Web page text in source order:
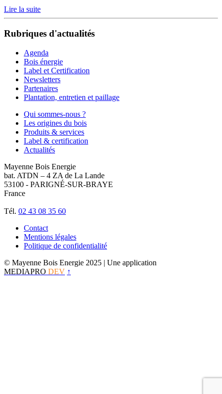
Lire la suite
Rubriques d'actualités
Agenda
Bois énergie
Label et Certification
Newsletters
Partenaires
Plantation, entretien et paillage
Qui sommes-nous ?
Les origines du bois
Produits & services
Label & certification
Actualités
Mayenne Bois Energie
bat. ATDN – 4 ZA de La Lande
53100 - PARIGNÉ-SUR-BRAYE
France
Tél. 02 43 08 35 60
Contact
Mentions légales
Politique de confidentialité
© Mayenne Bois Energie 2025 | Une application
MEDIAPRO DEV ↑